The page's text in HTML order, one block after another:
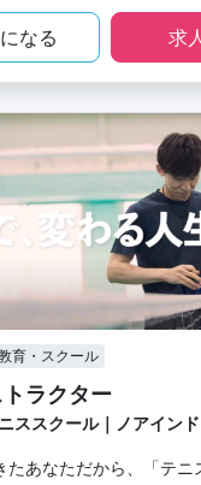
なる 求
育・スクール
ラクター
ススクール｜ノアイン
たあなただから、「テニ